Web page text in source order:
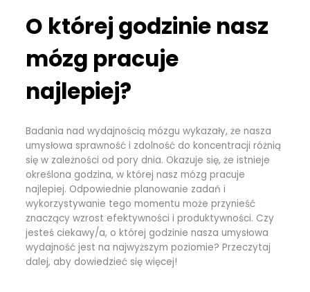
O której godzinie nasz
mózg pracuje
najlepiej?
Badania nad wydajnością mózgu wykazały, że nasza
umysłowa sprawność i zdolność do koncentracji różnią
się w zależności od pory dnia. Okazuje się, że istnieje
określona godzina, w której nasz mózg pracuje
najlepiej. Odpowiednie planowanie zadań i
wykorzystywanie tego momentu może przynieść
znaczący wzrost efektywności i produktywności. Czy
jesteś ciekawy/a, o której godzinie nasza umysłowa
wydajność jest na najwyższym poziomie? Przeczytaj
dalej, aby dowiedzieć się więcej!